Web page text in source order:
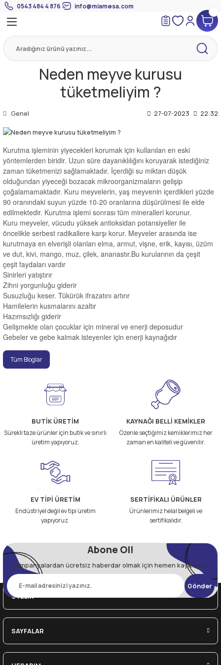
0543 484 4 876 info@miamesa.com
Neden meyve kurusu
tüketmeliyim ?
Genel 27-07-2023 22:32
Kurutma işleminin yiyecekleri korumak için kullanılan en eski
yöntemlerden biridir. Uzun süre dayanıklılığını koruyarak istediğiniz
zaman tüketmenizi sağlamaktadır. İçerdiği su miktarı düşük
olduğundan yiyeceği bozacak mikroorganizmaların gelişip
çoğalamamaktadır. Kuru meyvelerin, yaş meyvenin içerdikleri yüzde
90 oranındaki suyun yüzde 10-20 oranlarına düşürülmesi ile elde
edilmektedir. Kurutma işlemi sonrası tüm mineralleri korunur.
Kuru meyveler, vücudu yüksek antioksidan potansiyeller ile
öncelikle serbest radikallere karşı korur. Meyveler arasında ise
kurutmaya en elverişli olanları elma, armut, vişne, erik, kayısı, üzüm
ve dut, kivi, mango, muz, çilek, ananastır.Bu kurularının da çeşit
çeşit faydaları vardır
Sinirleri yatıştırır
Zihni yorgunluğu giderir
Susuzluğu keser. Tükürük ifrazatını artırır
Hamilelerin kusmalarını azaltır
Hazımsızlığı giderir
Gelişmekte olan çocuklar için mineral ve enerji deposudur
Gebeler ve gebe kalmak isteyenler için enerji kaynağıdır
Tüm Bloglar
BUTİK ÜRETİM
Sürekli taze ürünler için butik ve sınırlı
üretim yapıyoruz.
KAYNAĞI BELLİ KEMİKLER
Özenle seçtiğimiz kemiklerimiz her
zaman en kaliteli ve güvenilir.
EV TİPİ ÜRETİM
Endüstriyel değil ev tipi üretim
yapıyoruz.
SERTİFİKALI ÜRÜNLER
Ürünlerimiz helal belgeli ve
sertifikalıdır.
Abone Ol!
Kampanyalardan ücretsiz haberdar olmak için hemen kayıt olun!
Gönder
ÜYELİK
SAYFALAR